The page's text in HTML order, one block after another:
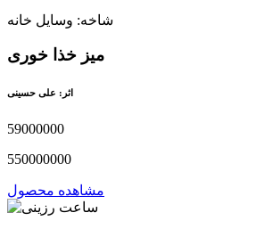
شاخه: وسایل خانه
میز خذا خوری
اثر: علی حسینی
59000000
550000000
مشاهده محصول